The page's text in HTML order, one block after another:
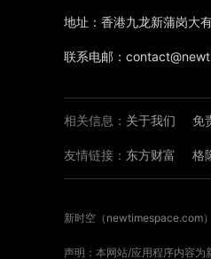
相关信息： 关于我们 免
友情链接： 东方财富 格
地址：香港九龙新蒲岗大
联系电邮：
新时空（ newtimespace.com
声明：本网站/应用程序内容